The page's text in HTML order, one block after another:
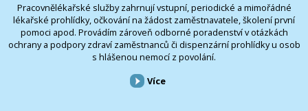
Pracovnělékařské služby zahrnují vstupní, periodické a mimořádné
lékařské prohlídky, očkování na žádost zaměstnavatele, školení první
pomoci apod. Provádím zároveň odborné poradenství v otázkách
ochrany a podpory zdraví zaměstnanců či dispenzární prohlídky u osob
s hlášenou nemocí z povolání.
Více